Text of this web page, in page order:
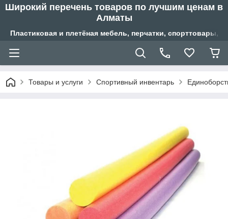
Широкий перечень товаров по лучшим ценам в
Алматы
Пластиковая и плетёная мебель, перчатки,
Товары и услуги Спортивный инвентарь